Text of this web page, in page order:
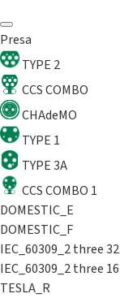
Presa
TYPE 2
CCS COMBO
CHAdeMO
TYPE 1
TYPE 3A
CCS COMBO 1
DOMESTIC_E
DOMESTIC_F
IEC_60309_2 three 32
IEC_60309_2 three 16
TESLA_R